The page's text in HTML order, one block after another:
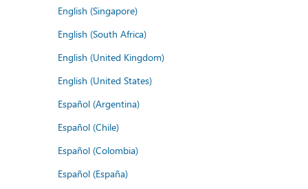
English (Singapore)
English (South Africa)
English (United Kingdom)
English (United States)
Español (Argentina)
Español (Chile)
Español (Colombia)
Español (España)